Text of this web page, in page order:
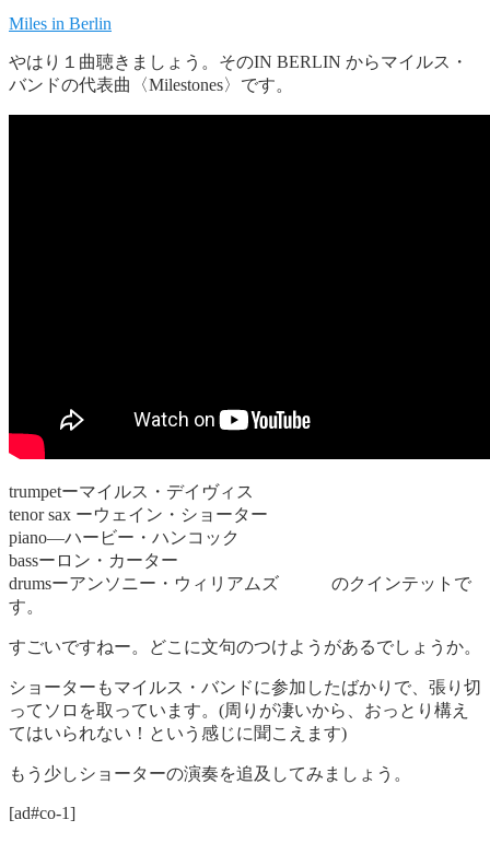
Miles in Berlin
やはり１曲聴きましょう。そのIN BERLIN からマイルス・
バンドの代表曲〈Milestones〉です。
trumpetーマイルス・デイヴィス
tenor sax ーウェイン・ショーター
piano―ハービー・ハンコック
bassーロン・カーター
drumsーアンソニー・ウィリアムズ のクインテットで
す。
すごいですねー。どこに文句のつけようがあるでしょうか。
ショーターもマイルス・バンドに参加したばかりで、張り切
ってソロを取っています。(周りが凄いから、おっとり構え
てはいられない！という感じに聞こえます)
もう少しショーターの演奏を追及してみましょう。
[ad#co-1]